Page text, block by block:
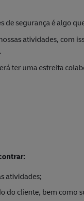
de segurança é algo
atividades, com
ter uma estreita
atividades;
do cliente, bem como